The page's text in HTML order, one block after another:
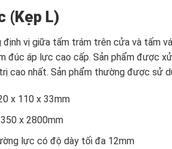
(Kẹp L)
vị giữa tấm trám trên cửa và tấm
đúc áp lực cao cấp. Sản phẩm được
cao nhất. Sản phẩm thường được sử
x 110 x 33mm
x 2800mm
lực có độ dày tối đa 12mm